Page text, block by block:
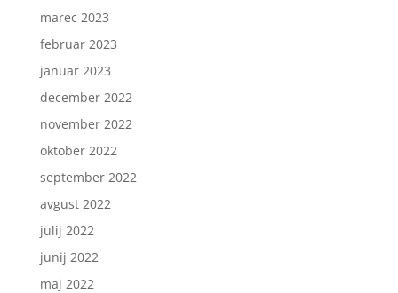
marec 2023
februar 2023
januar 2023
december 2022
november 2022
oktober 2022
september 2022
avgust 2022
julij 2022
junij 2022
maj 2022